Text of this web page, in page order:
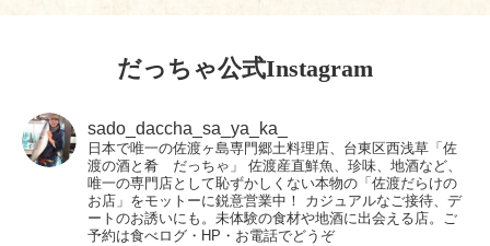
だっちゃ公式Instagram
sado_daccha_sa_ya_ka_
日本で唯一の佐渡ヶ島専門郷土料理店、台東区西浅草「佐
渡の酒と肴 だっちゃ」
佐渡産直鮮魚、珍味、地酒など、
唯一の専門店として恥ずかしくない本物の「佐渡だらけの
お店」をモットーに鋭意営業中！
カジュアルなご接待、デ
ートのお誘いにも。未体験の食材や地酒に出会える店。ご
予約は食べログ・HP・お電話でどうぞ